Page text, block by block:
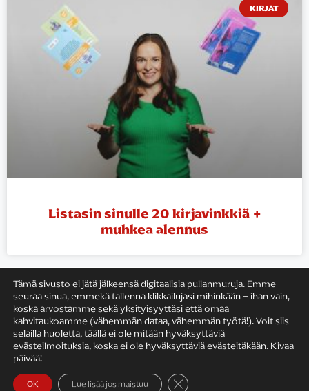
KIRJAT
Listasin sinulle 20 kirjavinkkiä +
muhkea alennus
KIRJAILIJAN TYÖ
Tämä sivusto ei jätä jälkeensä digitaalisia pullanmuruja. Emme
seuraa sinua, emmekä tallenna klikkailujasi mihinkään – ihan vain,
koska arvostamme sekä yksityisyyttäsi että omaa
kahvitaukoamme (vähemmän dataa, vähemmän työtä!). Voit siis
selailla huoletta, täällä ei ole mitään hyväksyttäviä
evästeilmoituksia, koska ei ole hyväksyttäviä evästeitäkään. Kivaa
päivää!
OK Lue lisää jos maistuu Sulje evästebanneri